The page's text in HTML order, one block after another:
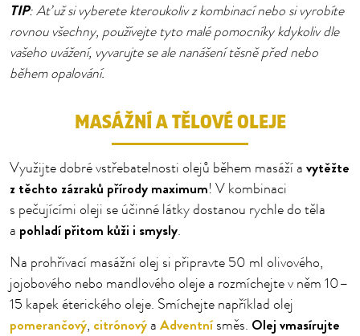
TIP: Ať už si vyberete kteroukoliv z kombinací nebo si vyrobíte
rovnou všechny, používejte tyto malé pomocníky kdykoliv dle
vašeho uvážení, vyvarujte se ale nanášení těsně před nebo
během opalování.
MASÁŽNÍ A TĚLOVÉ OLEJE
Využijte dobré vstřebatelnosti olejů během masáží a vytěžte
z těchto zázraků přírody maximum! V kombinaci
s pečujícími oleji se účinné látky dostanou rychle do těla
a pohladí přitom kůži i smysly.
Na prohřívací masážní olej si připravte 50 ml olivového,
jojobového nebo mandlového oleje a rozmíchejte v něm 10–
15 kapek éterického oleje. Smíchejte například olej
pomerančový, citrónovýa Adventní směs. Olej vmasírujte